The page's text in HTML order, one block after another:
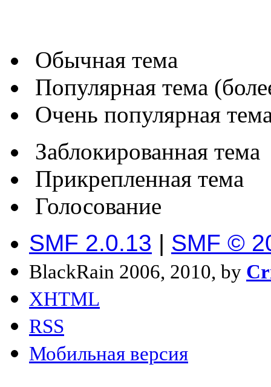
Обычная тема
Популярная тема
Очень популярная
Заблокированная тема
Прикрепленная тема
Голосование
SMF 2.0.13 | SMF ©
BlackRain 2006, 2010, by
XHTML
RSS
Мобильная версия